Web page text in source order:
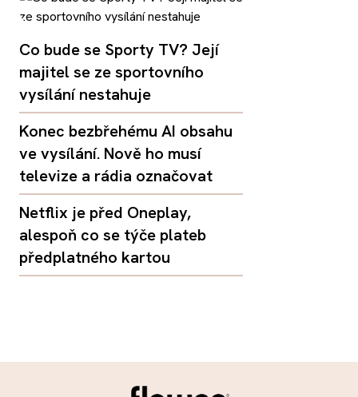
Co bude se Sporty TV? Její
majitel se ze sportovního
vysílání nestahuje
Konec bezbřehému AI obsahu
ve vysílání. Nově ho musí
televize a rádia označovat
Netflix je před Oneplay,
alespoň co se týče plateb
předplatného kartou